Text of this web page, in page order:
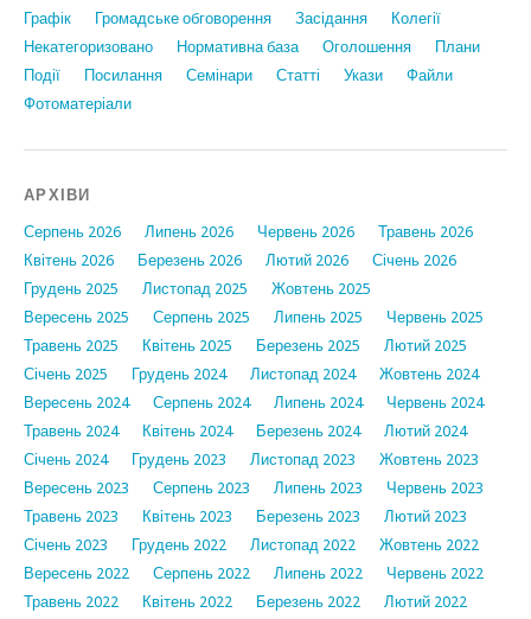
Графiк
Громадське обговорення Засідання
Колегії
Некатегоризовано
Нормативна база Оголошення
Плани
Події
Посилання Семінари Статтi Укази
Файли
Фотоматеріали
АРХІВИ
Серпень 2026 Липень 2026 Червень 2026
Травень 2026
Квітень 2026
Березень 2026 Лютий 2026
Січень 2026
Грудень 2025
Листопад 2025
Жовтень 2025
Вересень 2025
Серпень 2025 Липень 2025
Червень 2025
Травень 2025
Квітень 2025 Березень 2025
Лютий 2025
Січень 2025
Грудень 2024 Листопад 2024
Жовтень 2024
Вересень 2024
Серпень 2024 Липень 2024
Червень 2024
Травень 2024
Квітень 2024 Березень 2024
Лютий 2024
Січень 2024
Грудень 2023 Листопад 2023
Жовтень 2023
Вересень 2023
Серпень 2023 Липень 2023
Червень 2023
Травень 2023
Квітень 2023 Березень 2023
Лютий 2023
Січень 2023
Грудень 2022 Листопад 2022
Жовтень 2022
Вересень 2022
Серпень 2022 Липень 2022
Червень 2022
Травень 2022
Квітень 2022 Березень 2022
Лютий 2022